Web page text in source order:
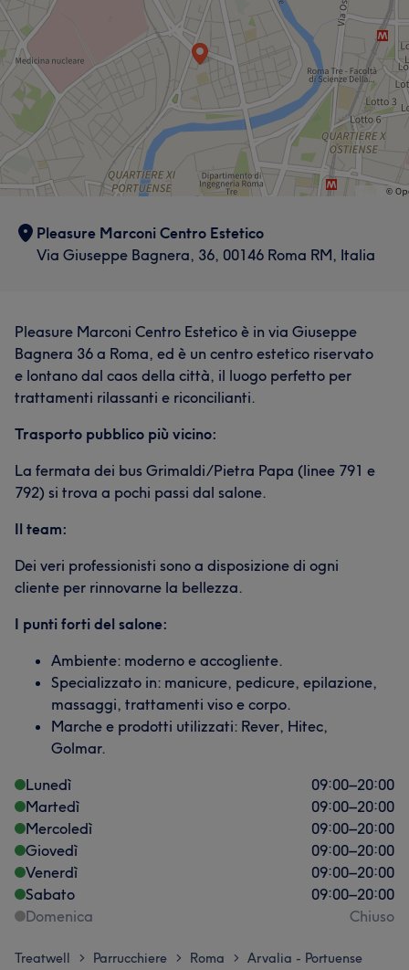
Professionale Competente 13 Accogliente 10
Eccezionale 9
Pleasure Marconi Centro Estetico
Via Giuseppe Bagnera, 36, 00146 Roma RM, Italia
Pleasure Marconi Centro Estetico è in via Giuseppe
Bagnera 36 a Roma, ed è un centro estetico riservato
e lontano dal caos della città, il luogo perfetto per
trattamenti rilassanti e riconcilianti.
Trasporto pubblico più vicino:
La fermata dei bus Grimaldi/Pietra Papa (linee 791 e
792) si trova a pochi passi dal salone.
Il team:
Dei veri professionisti sono a disposizione di ogni
cliente per rinnovarne la bellezza.
I punti forti del salone:
Ambiente: moderno e accogliente.
Specializzato in: manicure, pedicure, epilazione,
massaggi, trattamenti viso e corpo.
Marche e prodotti utilizzati: Rever, Hitec,
Golmar.
Lunedì
09:00–20:00
Martedì
09:00–20:00
Mercoledì
09:00–20:00
Giovedì
09:00–20:00
Venerdì
09:00–20:00
Sabato
09:00–20:00
Domenica
Chiuso
Treatwell > Parrucchiere > Roma > Arvalia - Portuense